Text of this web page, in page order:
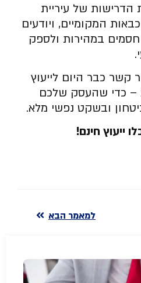
הדרישות של עיריית
המקומיים, ויודעים
במהירות ולספק
קשר כבר היום לייעוץ
– כדי שהעסק שלכם
ובשקט נפשי מלא.
ייעוץ חינם!
למאמר הבא